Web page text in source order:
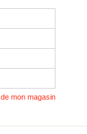
mon magasin